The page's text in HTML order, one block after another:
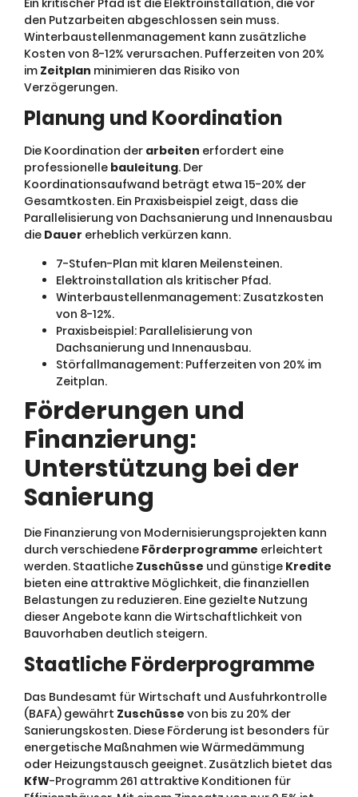
den Putzarbeiten abgeschlossen sein muss.
Winterbaustellenmanagement kann zusätzliche
Kosten von 8-12% verursachen. Pufferzeiten von 20%
im Zeitplan minimieren das Risiko von
Verzögerungen.
Planung und Koordination
Die Koordination der arbeiten erfordert eine
professionelle bauleitung. Der
Koordinationsaufwand beträgt etwa 15-20% der
Gesamtkosten. Ein Praxisbeispiel zeigt, dass die
Parallelisierung von Dachsanierung und Innenausbau
die Dauer erheblich verkürzen kann.
7-Stufen-Plan mit klaren Meilensteinen.
Elektroinstallation als kritischer Pfad.
Winterbaustellenmanagement: Zusatzkosten
von 8-12%.
Praxisbeispiel: Parallelisierung von
Dachsanierung und Innenausbau.
Störfallmanagement: Pufferzeiten von 20% im
Zeitplan.
Förderungen und
Finanzierung:
Unterstützung bei der
Sanierung
Die Finanzierung von Modernisierungsprojekten kann
durch verschiedene Förderprogramme erleichtert
werden. Staatliche Zuschüsse und günstige Kredite
bieten eine attraktive Möglichkeit, die finanziellen
Belastungen zu reduzieren. Eine gezielte Nutzung
dieser Angebote kann die Wirtschaftlichkeit von
Bauvorhaben deutlich steigern.
Staatliche Förderprogramme
Das Bundesamt für Wirtschaft und Ausfuhrkontrolle
(BAFA) gewährt Zuschüsse von bis zu 20% der
Sanierungskosten. Diese Förderung ist besonders für
energetische Maßnahmen wie Wärmedämmung
oder Heizungstausch geeignet. Zusätzlich bietet das
KfW-Programm 261 attraktive Konditionen für